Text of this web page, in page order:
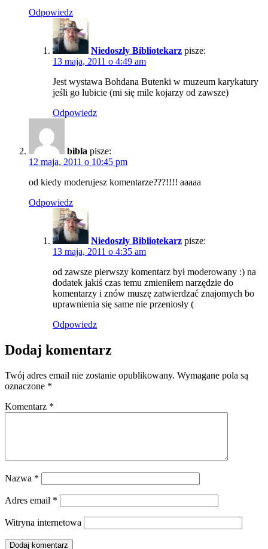
Odpowiedz
Niedoszły Bibliotekarz pisze:
13 maja, 2011 o 4:49 am
Jest wystawa Bohdana Butenki w muzeum karykatury
jeśli go lubicie (mi się mile kojarzy od zawsze)
Odpowiedz
bibla pisze:
12 maja, 2011 o 10:45 pm
od kiedy moderujesz komentarze???!!!! aaaaa
Odpowiedz
Niedoszły Bibliotekarz pisze:
13 maja, 2011 o 4:35 am
od zawsze pierwszy komentarz był moderowany :) na
dodatek jakiś czas temu zmieniłem narzędzie do
komentarzy i znów muszę zatwierdzać znajomych bo
uprawnienia się same nie przeniosły (
Odpowiedz
Dodaj komentarz
Twój adres email nie zostanie opublikowany. Wymagane pola są
oznaczone *
Komentarz *
Nazwa *
Adres email *
Witryna internetowa